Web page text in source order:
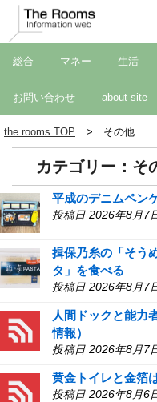
総合 マネー 生活
お問い合わせ about site
the rooms TOP その他
カテゴリー：そ
平成のデニムペン
投稿日 2026年8月7
揖保乃糸の「そう
タ」を食べる
投稿日 2026年8月7
人間ドックと能力
情報）
投稿日 2026年8月7
黄金トイレと金箔
投稿日 2026年8月6